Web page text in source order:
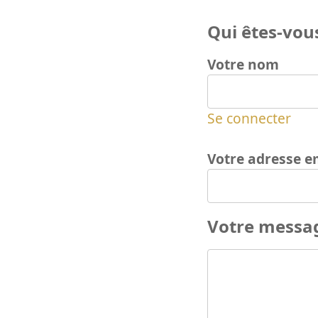
Qui êtes-
Votre nom
Se connecter
Votre adresse
Votre